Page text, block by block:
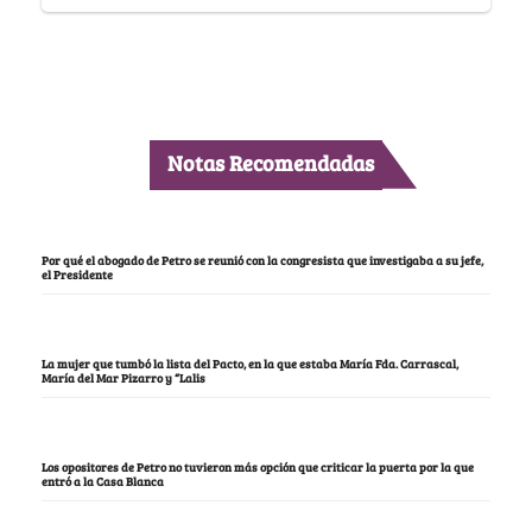
Notas Recomendadas
Por qué el abogado de Petro se reunió con la congresista que investigaba a su jefe,
el Presidente
La mujer que tumbó la lista del Pacto, en la que estaba María Fda. Carrascal,
María del Mar Pizarro y “Lalis
Los opositores de Petro no tuvieron más opción que criticar la puerta por la que
entró a la Casa Blanca